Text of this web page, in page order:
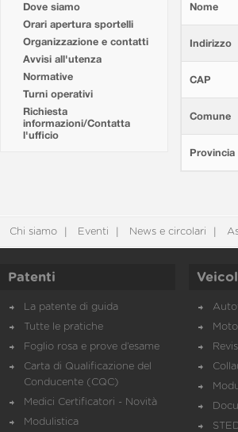
Dove siamo
Orari apertura sportelli
Organizzazione e contatti
Avvisi all'utenza
Normative
Turni operativi
Richiesta
informazioni/Contatta
l'ufficio
Nome
Indirizzo
CAP
Comune
Provincia
Chi siamo Eventi News e circolari
Patenti
La patente di guida
Tutte le pratiche
Foglio rosa e prove d’esame
Carta di Qualificazione del
Conducente (CQC)
Medici Certificatori - Novità
Modulistica